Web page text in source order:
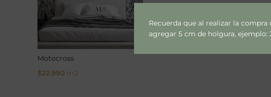
Recuerda que al realizar la
agregar 5 cm de holgura, ejemplo:
Motocross
$22.990 m2